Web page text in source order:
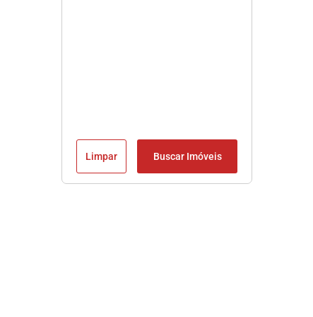
Limpar Buscar Imóveis